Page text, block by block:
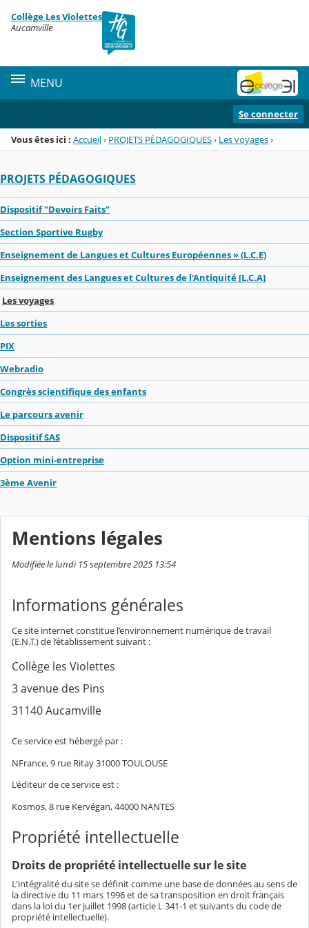
Menu de la rubrique
Contenu
Collège Les Violettes
Aucamville
MENU
Se connecter
Vous êtes ici : Accueil› PROJETS PÉDAGOGIQUES› Les voyages›
PROJETS PÉDAGOGIQUES
Dispositif "Devoirs Faits"
Section Sportive Rugby
Enseignement de Langues et Cultures Européennes » (L.C.E)
Enseignement des Langues et Cultures de l'Antiquité [L.C.A]
Les voyages
Les sorties
PIX
Webradio
Congrès scientifique des enfants
Le parcours avenir
Dispositif SAS
Option mini-entreprise
3ème Avenir
Mentions légales
Modifiée le lundi 15 septembre 2025 13:54
Informations générales
Ce site internet constitue l’environnement numérique de travail
(E.N.T.) de l’établissement suivant :
Collège les Violettes
3 avenue des Pins
31140 Aucamville
Ce service est hébergé par :
NFrance, 9 rue Ritay 31000 TOULOUSE
L’éditeur de ce service est :
Kosmos, 8 rue Kervégan, 44000 NANTES
Propriété intellectuelle
Droits de propriété intellectuelle sur le site
L'intégralité du site se définit comme une base de données au sens de
la directive du 11 mars 1996 et de sa transposition en droit français
dans la loi du 1er juillet 1998 (article L 341-1 et suivants du code de
propriété intellectuelle).